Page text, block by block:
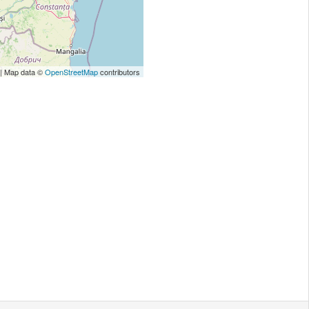
Map data ©OpenStreetMapcontributors